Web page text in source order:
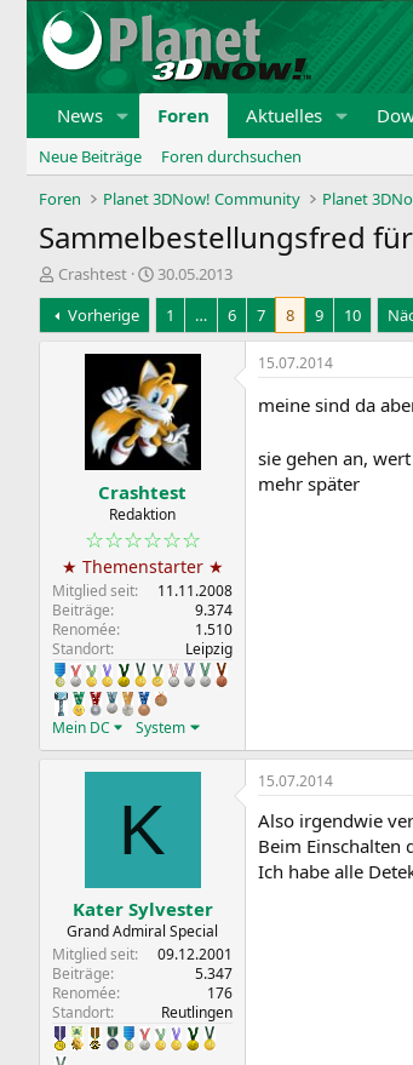
News Foren Aktuelles
Neue Beiträge
Foren durchsuchen
Foren
Planet 3DNow! Community Planet
Sammelbestellungsfred
E
r
s
t
Crashtest
E
r
t
e
l
l
t
a
m
30.05.2013
Vorherige
1 … 6 7 8 9 10
Crashtest
Redaktion
☆☆☆☆☆☆
★ Themenstarter ★
Mitglied seit
11.11.2008
Beiträge
9.374
Renomée
1.510
Standort
Leipzig
Mein DC System
15.07.2014
meine sind da
sie gehen an,
mehr später
K
Kater Sylvester
Grand Admiral Special
Mitglied seit
09.12.2001
Beiträge
5.347
Renomée
176
Standort
Reutlingen
15.07.2014
Also irgendwie
Beim Einschalten
Ich habe alle